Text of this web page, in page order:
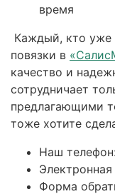
время
Каждый, кто уже
повязки в
качество и
сотрудничает
предлагающими
тоже хотите
Наш
Форма